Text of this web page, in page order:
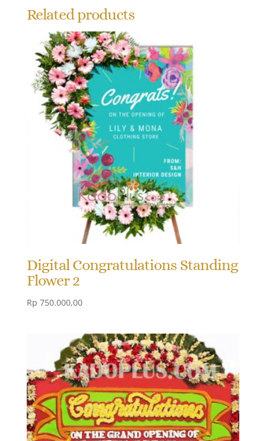
Related products
Digital Congratulations Standing
Flower 2
Rp 750.000,00